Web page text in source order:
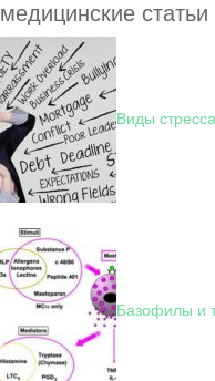
статьи
Виды
Базофилы и